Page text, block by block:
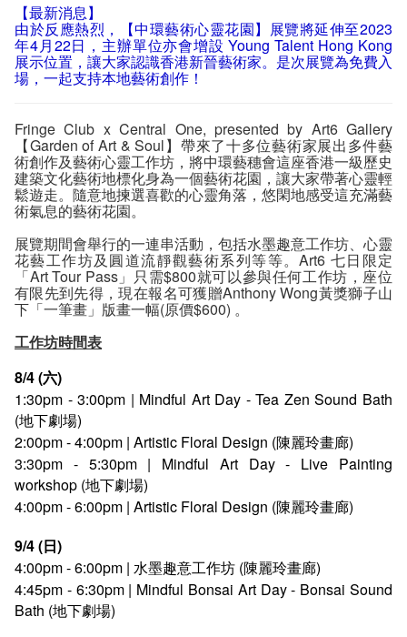
【最新消息】
由於反應熱烈，【中環藝術心靈花園】展覽將延伸至2023
年4月22日，主辦單位亦會增設 Young Talent Hong Kong
展示位置，讓大家認識香港新晉藝術家。是次展覽為免費入
場，一起支持本地藝術創作！
Fringe Club x Central One, presented by Art6 Gallery
【Garden of Art & Soul】帶來了十多位藝術家展出多件藝
術創作及藝術心靈工作坊，將中環藝穗會這座香港一級歷史
建築文化藝術地標化身為一個藝術花園，讓大家帶著心靈輕
鬆遊走。隨意地揀選喜歡的心靈角落，悠閑地感受這充滿藝
術氣息的藝術花園。
展覽期間會舉行的一連串活動，包括水墨趣意工作坊、心靈
花藝工作坊及圓道流靜觀藝術系列等等。Art6 七日限定
「Art Tour Pass」只需$800就可以參與任何工作坊，座位
有限先到先得，現在報名可獲贈Anthony Wong黃獎獅子山
下「一筆畫」版畫一幅(原價$600) 。
工作坊時間表
8/4 (六)
1:30pm - 3:00pm | Mindful Art Day - Tea Zen Sound Bath
(地下劇場)
2:00pm - 4:00pm | Artistic Floral Design (陳麗玲畫廊)
3:30pm - 5:30pm | Mindful Art Day - Live Painting
workshop (地下劇場)
4:00pm - 6:00pm | Artistic Floral Design (陳麗玲畫廊)
9/4 (日)
4:00pm - 6:00pm | 水墨趣意工作坊 (陳麗玲畫廊)
4:45pm - 6:30pm | Mindful Bonsai Art Day - Bonsai Sound
Bath (地下劇場)